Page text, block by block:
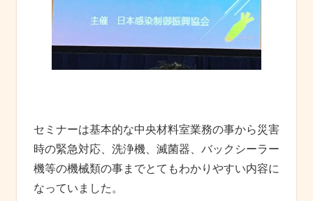
セミナーは基本的な中央材料室業務の事から災害
時の緊急対応、洗浄機、滅菌器、バックシーラー
機等の機械類の事までとてもわかりやすい内容に
なっていました。